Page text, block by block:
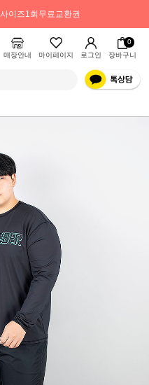
사이즈1회무료교환권
매장안내 마이페이지 로그인
0
장바구니